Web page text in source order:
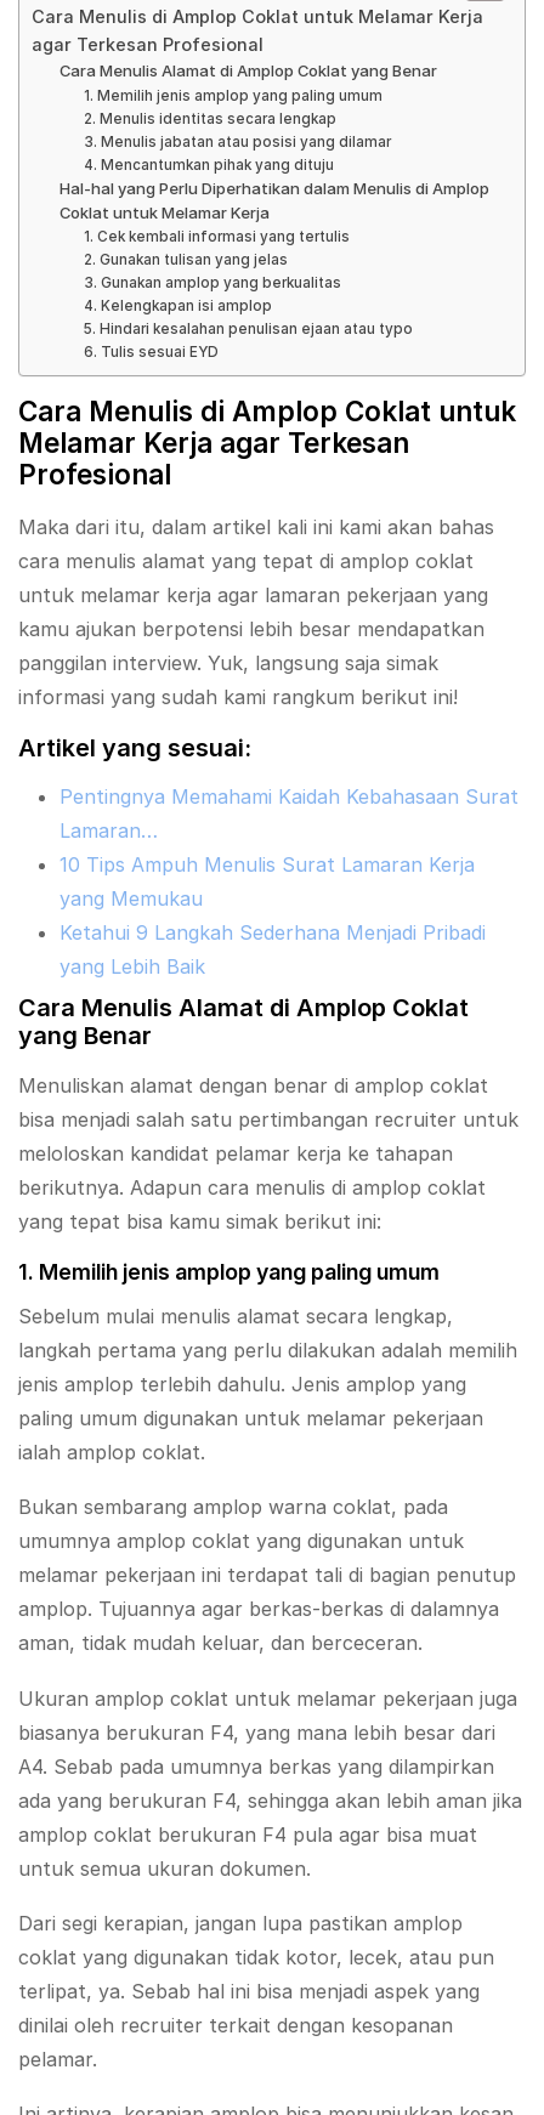
Cara Menulis di Amplop Coklat untuk Melamar Kerja
agar Terkesan Profesional
Cara Menulis Alamat di Amplop Coklat yang Benar
1. Memilih jenis amplop yang paling umum
2. Menulis identitas secara lengkap
3. Menulis jabatan atau posisi yang dilamar
4. Mencantumkan pihak yang dituju
Hal-hal yang Perlu Diperhatikan dalam Menulis di Amplop
Coklat untuk Melamar Kerja
1. Cek kembali informasi yang tertulis
2. Gunakan tulisan yang jelas
3. Gunakan amplop yang berkualitas
4. Kelengkapan isi amplop
5. Hindari kesalahan penulisan ejaan atau typo
6. Tulis sesuai EYD
Cara Menulis di Amplop Coklat untuk
Melamar Kerja agar Terkesan
Profesional
Maka dari itu, dalam artikel kali ini kami akan bahas
cara menulis alamat yang tepat di amplop coklat
untuk melamar kerja agar lamaran pekerjaan yang
kamu ajukan berpotensi lebih besar mendapatkan
panggilan interview. Yuk, langsung saja simak
informasi yang sudah kami rangkum berikut ini!
Artikel yang sesuai:
Pentingnya Memahami Kaidah Kebahasaan Surat
Lamaran…
10 Tips Ampuh Menulis Surat Lamaran Kerja
yang Memukau
Ketahui 9 Langkah Sederhana Menjadi Pribadi
yang Lebih Baik
Cara Menulis Alamat di Amplop Coklat
yang Benar
Menuliskan alamat dengan benar di amplop coklat
bisa menjadi salah satu pertimbangan recruiter untuk
meloloskan kandidat pelamar kerja ke tahapan
berikutnya. Adapun cara menulis di amplop coklat
yang tepat bisa kamu simak berikut ini:
1. Memilih jenis amplop yang paling umum
Sebelum mulai menulis alamat secara lengkap,
langkah pertama yang perlu dilakukan adalah memilih
jenis amplop terlebih dahulu. Jenis amplop yang
paling umum digunakan untuk melamar pekerjaan
ialah amplop coklat.
Bukan sembarang amplop warna coklat, pada
umumnya amplop coklat yang digunakan untuk
melamar pekerjaan ini terdapat tali di bagian penutup
amplop. Tujuannya agar berkas-berkas di dalamnya
aman, tidak mudah keluar, dan berceceran.
Ukuran amplop coklat untuk melamar pekerjaan juga
biasanya berukuran F4, yang mana lebih besar dari
A4. Sebab pada umumnya berkas yang dilampirkan
ada yang berukuran F4, sehingga akan lebih aman jika
amplop coklat berukuran F4 pula agar bisa muat
untuk semua ukuran dokumen.
Dari segi kerapian, jangan lupa pastikan amplop
coklat yang digunakan tidak kotor, lecek, atau pun
terlipat, ya. Sebab hal ini bisa menjadi aspek yang
dinilai oleh recruiter terkait dengan kesopanan
pelamar.